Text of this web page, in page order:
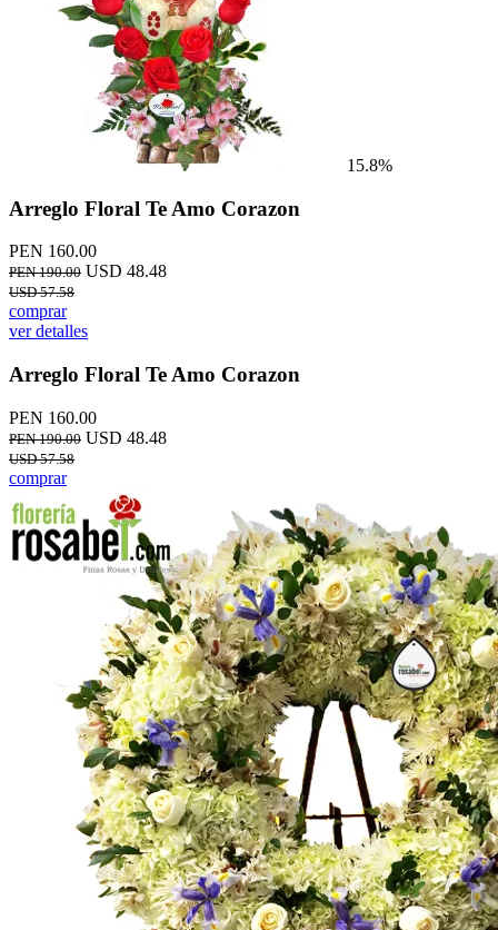
15.8%
Arreglo Floral Te Amo Corazon
PEN 160.00
PEN 190.00 USD 48.48
USD 57.58
comprar
ver detalles
Arreglo Floral Te Amo Corazon
PEN 160.00
PEN 190.00 USD 48.48
USD 57.58
comprar